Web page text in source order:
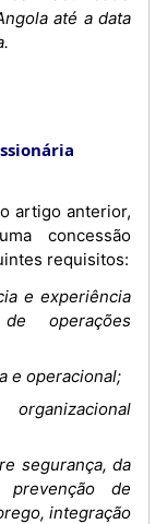
até a data
artigo anterior,
concessão
requisitos:
e experiência
operações
e operacional;
segurança, da
de
integração